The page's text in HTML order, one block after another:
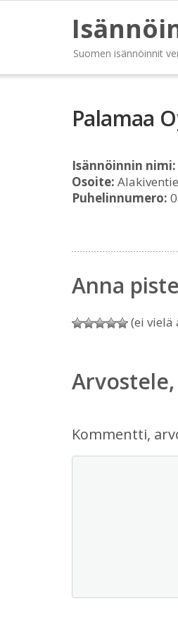
Suomen isännöinnit
Palamaa
Isännöinnin nimi:
Osoite:
Puhelinnumero:
Anna
(ei vielä
Kommentti,